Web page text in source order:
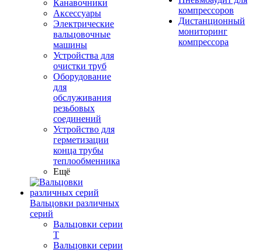
Канавочники
Аксессуары
Электрические
вальцовочные
машины
Устройства для
очистки труб
Оборудование
для
обслуживания
резьбовых
соединений
Устройство для
герметизации
конца трубы
теплообменника
Ещё
Вальцовки различных
серий
Вальцовки серии
Т
Вальцовки серии
компрессоров
Дистанционный
мониторинг
компрессора